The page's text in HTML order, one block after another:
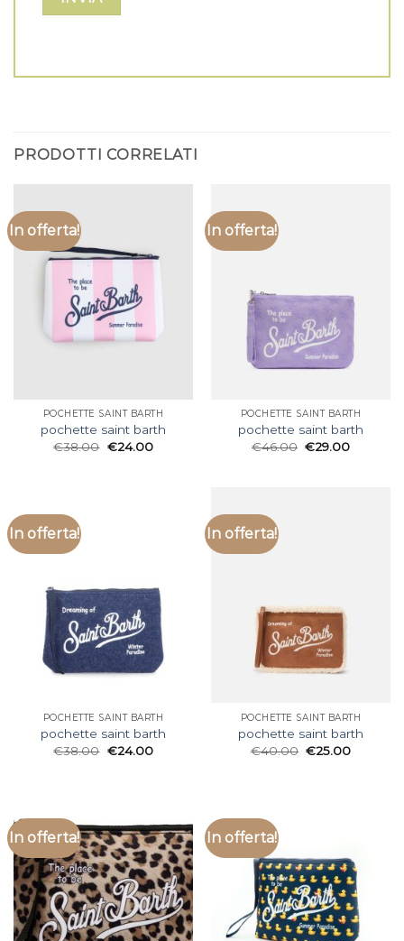
PRODOTTI CORRELATI
In offerta!
POCHETTE SAINT BARTH
pochette saint barth
€38.00 €24.00
In offerta!
POCHETTE SAINT BARTH
pochette saint barth
€46.00 €29.00
In offerta!
POCHETTE SAINT BARTH
pochette saint barth
€38.00 €24.00
In offerta!
POCHETTE SAINT BARTH
pochette saint barth
€40.00 €25.00
In offerta! In offerta!